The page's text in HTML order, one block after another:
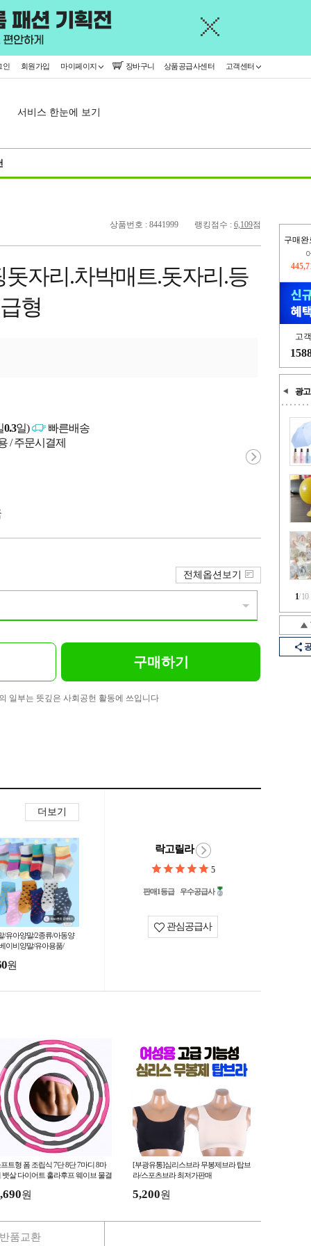
인 회원가입 마이페이지 장바구니 상품공급사센터 고객센터
서비스 한눈에 보기
구매완
오
고
광고
1/10
상품번호 : 8441999 랭킹점수 : 6,109점
자리.차박매트.돗자리.등
형
0.3일)
빠른배송
/ 주문시결제
전체옵션보기
구매하기
일부는 뜻깊은 사회공헌 활동에 쓰입니다
더보기
/유아양말/2종류/아동양
이비양말/유아용품/
원
락고릴라
5
판매1등급 우수공급사
관심공급사
트형 폼 조립식 7단 8단 7마디 8마
뱃살 다이어트 훌라후프 웨이브 물결
원
[부광유통]심리스브라 무봉제브라 탑브
라/스포츠브라 최저가판매
5,200원
반품교환